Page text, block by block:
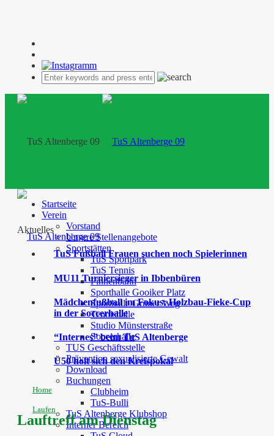
Startseite
Verein
Vorstand
Unsere Stellenangebote
Sportstätten
TuS Sportpark
TuS Tennis
Finnenbahn
Sporthalle Gooiker Platz
Sporthalle Grüner Weg
Tennishalle
Studio Münsterstraße
Soccerhalle
TUS Geschäftsstelle
Prävention sexualisierte Gewalt
Download
Buchungen
Clubheim
TuS-Bulli
TuS Altenberge Klubshop
Interner Bereich
Aktuelles
TuS Fußball Frauen suchen noch Spielerinnen
MU11 Turniersieger in Ibbenbüren
Mädchenfußball im Fokus: Holzbau-Fieke-Cup
in der Soccerhalle
“Internes” beim TuS Altenberge
Ü50 holt sich den Kreispokal
Home
Laufen
Lauftreff am Dienstag